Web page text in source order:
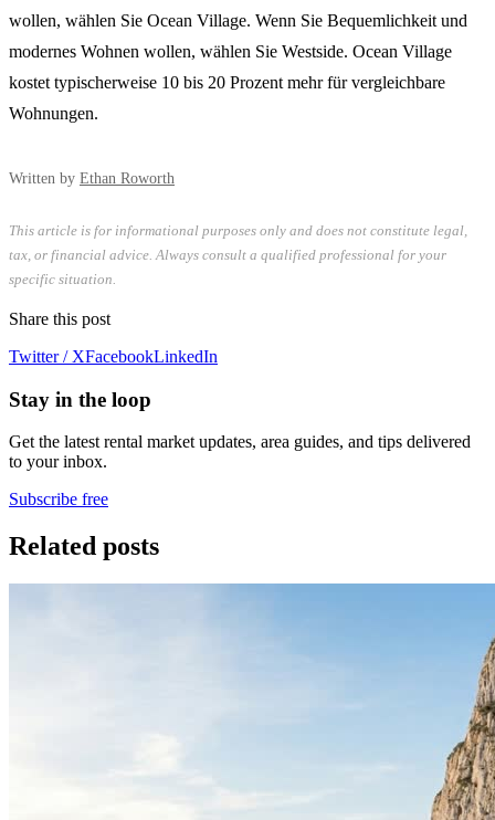
wollen, wählen Sie Ocean Village. Wenn Sie Bequemlichkeit und
modernes Wohnen wollen, wählen Sie Westside. Ocean Village
kostet typischerweise 10 bis 20 Prozent mehr für vergleichbare
Wohnungen.
Written by Ethan Roworth
This article is for informational purposes only and does not constitute legal,
tax, or financial advice. Always consult a qualified professional for your
specific situation.
Share this post
Twitter / XFacebookLinkedIn
Stay in the loop
Get the latest rental market updates, area guides, and tips delivered
to your inbox.
Subscribe free
Related posts